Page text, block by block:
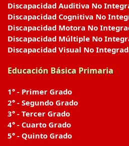
Discapacidad Auditiva No
Discapacidad Cognitiva No
Discapacidad Motora No
Discapacidad Múltiple No
Discapacidad Visual No
Educación Básica Primaria
1° - Primer Grado
2° - Segundo Grado
3° - Tercer Grado
4° - Cuarto Grado
5° - Quinto Grado